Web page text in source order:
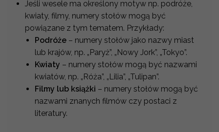
Jeśli wesele ma określony motyw np. podróże,
kwiaty, filmy, numery stołów mogą być
powiązane z tym tematem. Przykłady:
Podróże – numery stołów jako nazwy miast
lub krajów, np. „Paryż”, „Nowy Jork”, „Tokyo”.
Kwiaty – numery stołów mogą być nazwami
kwiatów, np. „Róża”, „Lilia”, „Tulipan”.
Filmy lub książki – numery stołów mogą być
nazwami znanych filmów czy postaci z
literatury.